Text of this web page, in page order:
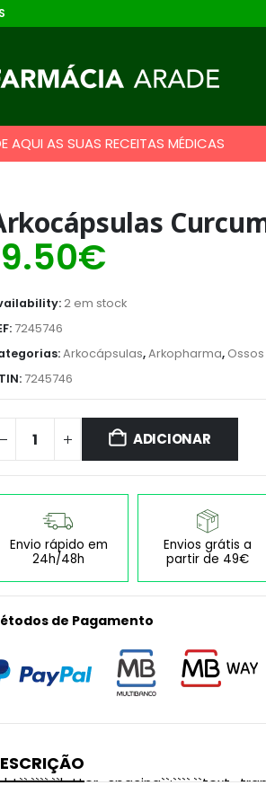
AQUI AS SUAS RECEITAS MÉDICAS
€
2 em stock
7245746
Arkocápsulas,Arkopharma,
7245746
ADICIONAR
Envio rápido em
24h/48h
Envios grátis a
partir de 49€
de Pagamento